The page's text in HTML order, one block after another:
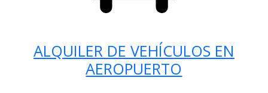
ALQUILER DE VEHÍCULOS EN
AEROPUERTO